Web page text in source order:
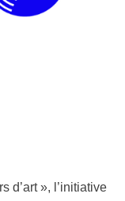
d’art », l’initiative